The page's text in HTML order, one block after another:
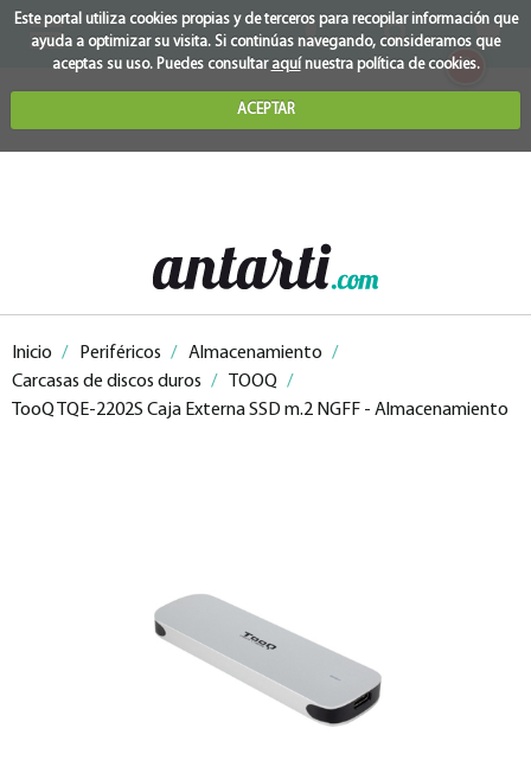
Este portal utiliza cookies propias y de terceros para recopilar información que
ayuda a optimizar su visita. Si continúas navegando, consideramos que
aceptas su uso. Puedes consultar aquínuestra política de cookies.
ACEPTAR
0
Inicio / Periféricos / Almacenamiento /
Carcasas de discos duros / TOOQ /
TooQ TQE-2202S Caja Externa SSD m.2 NGFF - Almacenamiento